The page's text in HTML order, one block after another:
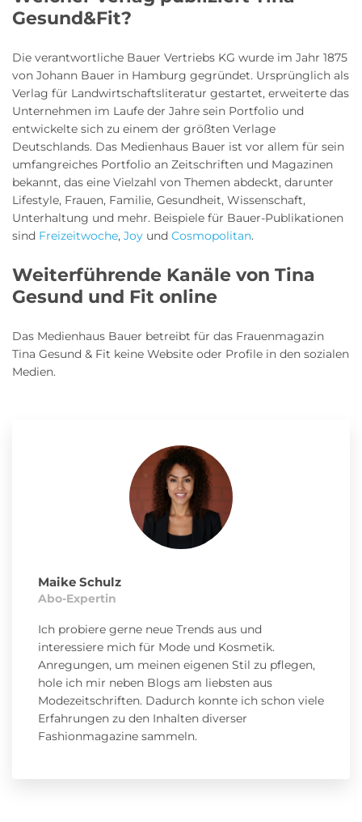
Maike Schulz
Abo-Expertin
Ich probiere gerne neue Trends aus und
interessiere mich für Mode und Kosmetik.
Anregungen, um meinen eigenen Stil zu pflegen,
hole ich mir neben Blogs am liebsten aus
Modezeitschriften. Dadurch konnte ich schon viele
Erfahrungen zu den Inhalten diverser
Fashionmagazine sammeln.
Gesund&Fit?
Die verantwortliche Bauer Vertriebs KG wurde im Jahr 1875
von Johann Bauer in Hamburg gegründet. Ursprünglich als
Verlag für Landwirtschaftsliteratur gestartet, erweiterte das
Unternehmen im Laufe der Jahre sein Portfolio und
entwickelte sich zu einem der größten Verlage
Deutschlands. Das Medienhaus Bauer ist vor allem für sein
umfangreiches Portfolio an Zeitschriften und Magazinen
bekannt, das eine Vielzahl von Themen abdeckt, darunter
Lifestyle, Frauen, Familie, Gesundheit, Wissenschaft,
Unterhaltung und mehr. Beispiele für Bauer-Publikationen
sind Freizeitwoche, Joy und Cosmopolitan.
Weiterführende Kanäle von Tina
Gesund und Fit online
Das Medienhaus Bauer betreibt für das Frauenmagazin
Tina Gesund & Fit keine Website oder Profile in den sozialen
Medien.